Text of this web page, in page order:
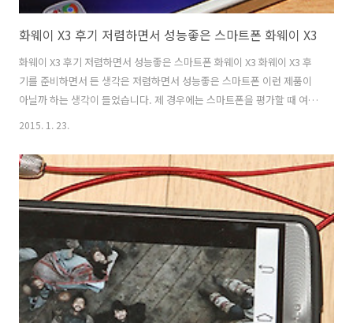
화웨이 X3 후기 저렴하면서 성능좋은 스마트폰 화웨이 X3
화웨이 X3 후기 저렴하면서 성능좋은 스마트폰 화웨이 X3 화웨이 X3 후
기를 준비하면서 든 생각은 저렴하면서 성능좋은 스마트폰 이런 제품이
아닐까 하는 생각이 들었습니다. 제 경우에는 스마트폰을 평가할 때 여러
집중적으로 살펴볼 것입니다. 몇가지 살펴보면 초절전모드나 글러브 모
드를 제공해서 배터리가 부족할 때 대응할 수 있으며, 지금처럼 추운 날
씨에 장갑을 끼고 걷다가 바로 사용하거나 할때도 불편함이 없었습니다.
최적화 기능을 제공해서 초보자도 어렵지 않게 최적화가 가능하다는 점
도 괜찮았습니다. 저가폰으로 저렴하게 구매할 수 있다고 해서 성능도 떨
어지지 않을까 생각할..
2015. 1. 23.